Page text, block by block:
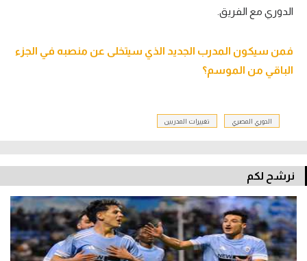
الدوري مع الفريق.
فمن سيكون المدرب الجديد الذي سيتخلى عن منصبه في الجزء
الباقي من الموسم؟
الدوري المصري تغييرات المدربين
نرشح لكم